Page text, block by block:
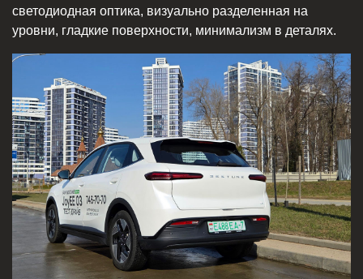
светодиодная оптика, визуально разделенная на
уровни, гладкие поверхности, минимализм в деталях.